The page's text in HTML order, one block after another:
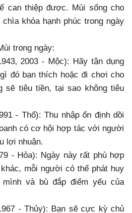
can thiệp được. Mùi sống cho
khóa hạnh phúc trong ngày
trong ngày:
2003 - Mộc): Hãy tận dụng
đó bạn thích hoặc đi chơi cho
sẽ tiêu tiền, tại sao không tiêu
- Thổ): Thu nhập ổn định dồi
có cơ hội hợp tác với người
lợi nhuận.
- Hỏa): Ngày này rất phù hợp
mỗi người có thể phát huy
và bù đắp điểm yếu của
- Thủy): Bạn sẽ cực kỳ chủ